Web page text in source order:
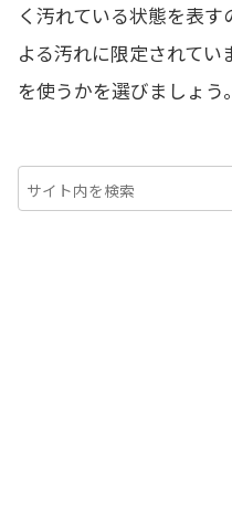
く汚れている状態を表
よる汚れに限定されてい
を使うかを選びましょう。